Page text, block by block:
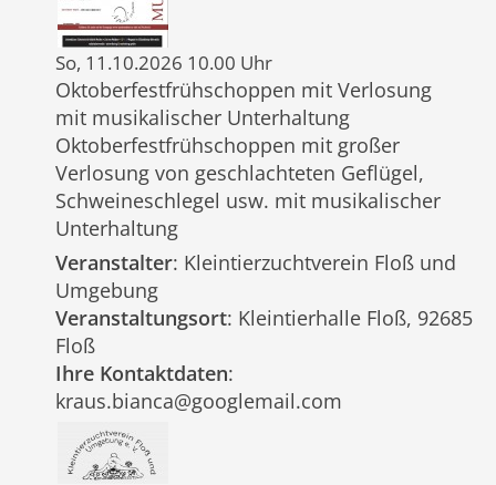
So, 11.10.2026 10.00 Uhr
Oktoberfestfrühschoppen mit Verlosung
mit musikalischer Unterhaltung
Oktoberfestfrühschoppen mit großer
Verlosung von geschlachteten Geflügel,
Schweineschlegel usw. mit musikalischer
Unterhaltung
Veranstalter: Kleintierzuchtverein Floß und
Umgebung
Veranstaltungsort: Kleintierhalle Floß, 92685
Floß
Ihre Kontaktdaten:
kraus.bianca@googlemail.com